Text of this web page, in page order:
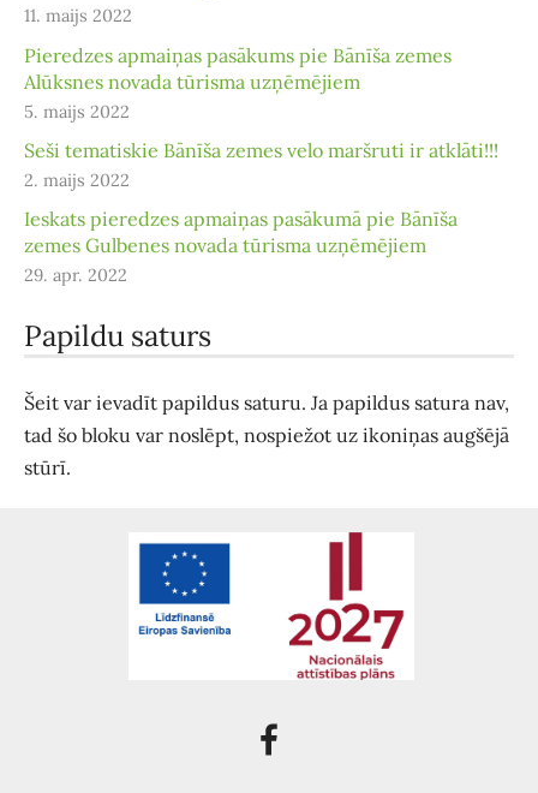
11. maijs 2022
Pieredzes apmaiņas pasākums pie Bānīša zemes
Alūksnes novada tūrisma uzņēmējiem
5. maijs 2022
Seši tematiskie Bānīša zemes velo maršruti ir atklāti!!!
2. maijs 2022
Ieskats pieredzes apmaiņas pasākumā pie Bānīša
zemes Gulbenes novada tūrisma uzņēmējiem
29. apr. 2022
Papildu saturs
Šeit var ievadīt papildus saturu. Ja papildus satura nav,
tad šo bloku var noslēpt, nospiežot uz ikoniņas augšējā
stūrī.